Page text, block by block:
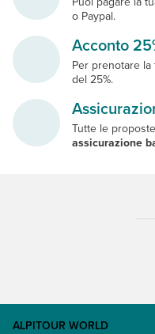
o Paypal.
Acconto
Per prenotare
del 25%.
Tutte le
assicurazione
ALPITOUR WORLD